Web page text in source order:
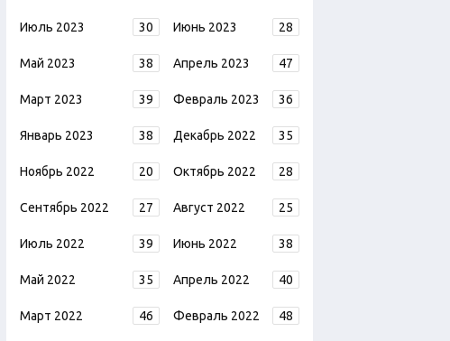
Июль 2023 30 Июнь 2023 28
Май 2023 38 Апрель 2023 47
Март 2023 39 Февраль 2023 36
Январь 2023 38 Декабрь 2022 35
Ноябрь 2022 20 Октябрь 2022 28
Сентябрь 2022 27 Август 2022 25
Июль 2022 39 Июнь 2022 38
Май 2022 35 Апрель 2022 40
Март 2022 46 Февраль 2022 48